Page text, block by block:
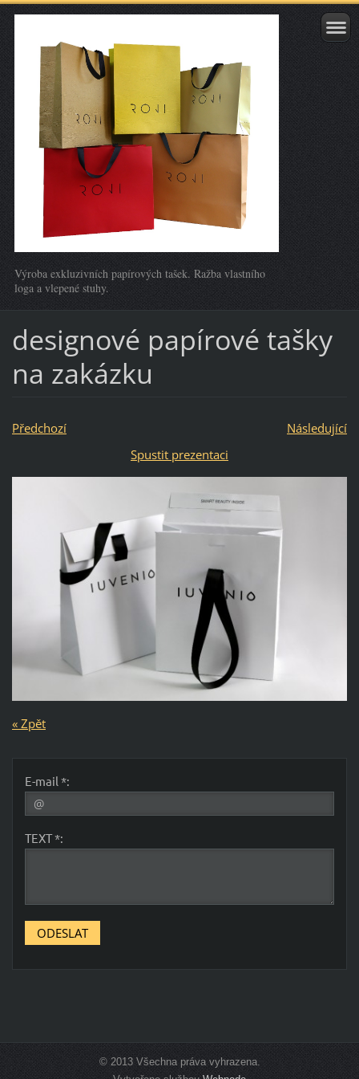
Výroba exkluzivních papírových tašek. Ražba vlastního
loga a vlepené stuhy.
designové papírové tašky
na zakázku
Předchozí
Následující
Spustit prezentaci
« Zpět
E-mail *:
TEXT *:
© 2013 Všechna práva vyhrazena.